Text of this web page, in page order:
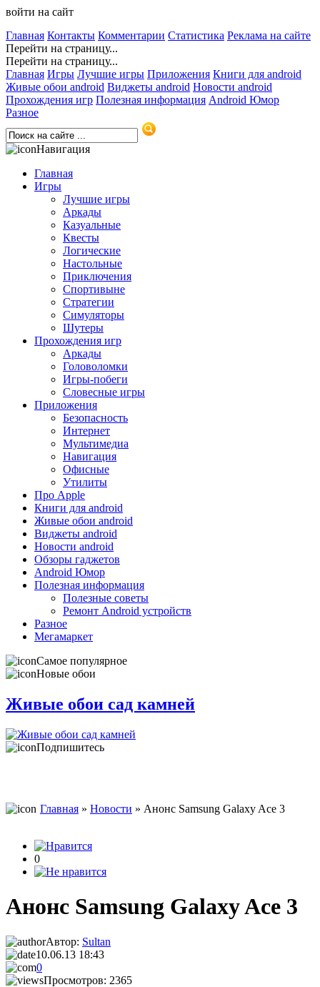
войти на сайт
Главная Контакты Комментарии Статистика Реклама на сайте
Перейти на страницу...
Перейти на страницу...
Главная Игры Лучшие игры Приложения Книги для android
Живые обои android Виджеты android Новости android
Прохождения игр Полезная информация Android Юмор
Разное
Навигация
Главная
Игры
Лучшие игры
Аркады
Казуальные
Квесты
Логические
Настольные
Приключения
Спортивыне
Стратегии
Симуляторы
Шутеры
Прохождения игр
Аркады
Головоломки
Игры-побеги
Словесные игры
Приложения
Безопасность
Интернет
Мультимедиа
Навигация
Офисные
Утилиты
Про Apple
Книги для android
Живые обои android
Виджеты android
Новости android
Обзоры гаджетов
Android Юмор
Полезная информация
Полезные советы
Ремонт Android устройств
Разное
Мегамаркет
Самое популярное
Новые обои
Живые обои сад камней
Подпишитесь
Главная » Новости » Анонс Samsung Galaxy Ace 3
0
Анонс Samsung Galaxy Ace 3
Автор: Sultan
10.06.13 18:43
0
Просмотров: 2365